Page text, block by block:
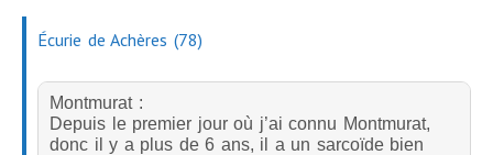
LES ANIMAUX
Marche consciente à cheval
Soins énergétiques pour les chevaux
Écurie de Achères (78)
Montmurat :
Depuis le premier jour où j’ai connu Montmurat,
donc il y a plus de 6 ans, il a un sarcoïde bien